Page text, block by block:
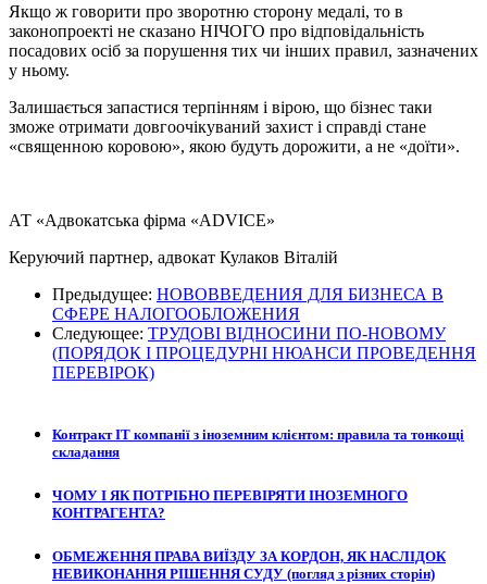
Якщо ж говорити про зворотню сторону медалі, то в
законопроекті не сказано НІЧОГО про відповідальність
посадових осіб за порушення тих чи інших правил, зазначених
у ньому.
Залишається запастися терпінням і вірою, що бізнес таки
зможе отримати довгоочікуваний захист і справді стане
«священною коровою», якою будуть дорожити, а не «доїти».
АТ «Адвокатська фірма «ADVICE»
Керуючий партнер, адвокат Кулаков Віталій
Предыдущее: НОВОВВЕДЕНИЯ ДЛЯ БИЗНЕСА В
СФЕРЕ НАЛОГООБЛОЖЕНИЯ
Следующее: ТРУДОВІ ВІДНОСИНИ ПО-НОВОМУ
(ПОРЯДОК І ПРОЦЕДУРНІ НЮАНСИ ПРОВЕДЕННЯ
ПЕРЕВІРОК)
Контракт ІТ компанії з іноземним клієнтом: правила та тонкощі
складання
ЧОМУ І ЯК ПОТРІБНО ПЕРЕВІРЯТИ ІНОЗЕМНОГО
КОНТРАГЕНТА?
ОБМЕЖЕННЯ ПРАВА ВИЇЗДУ ЗА КОРДОН, ЯК НАСЛІДОК
НЕВИКОНАННЯ РІШЕННЯ СУДУ (погляд з різних сторін)